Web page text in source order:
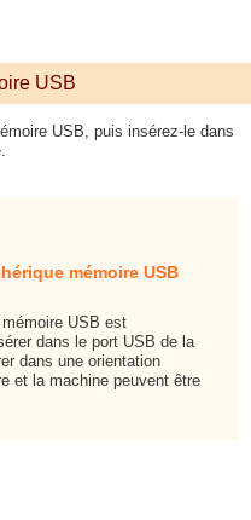
USB
USB, puis insérez-le dans
mémoire USB
USB est
dans le port USB de la
dans une orientation
et la machine peuvent être